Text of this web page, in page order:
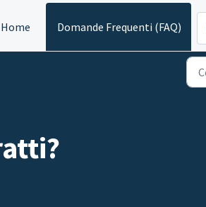
Home Domande Frequenti (FAQ)